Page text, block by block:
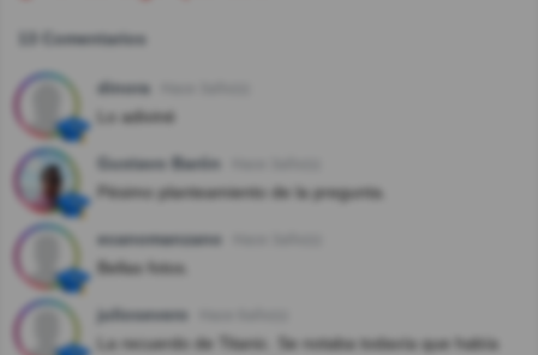
13 Comentarios
dinora
Lo adiviné
Gustavo Barón
Pésimo planteamiento de la pregunta.
ecanomanzano
Bellas fotos.
juliosevero
La recuerdo de Titanic. Se notaba todavía que había